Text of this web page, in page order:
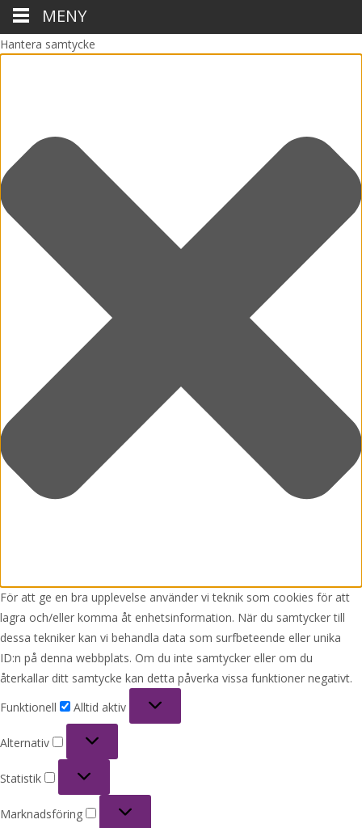
Hantera samtycke
För att ge en bra upplevelse använder vi teknik som cookies för att
lagra och/eller komma åt enhetsinformation. När du samtycker till
dessa tekniker kan vi behandla data som surfbeteende eller unika
ID:n på denna webbplats. Om du inte samtycker eller om du
återkallar ditt samtycke kan detta påverka vissa funktioner negativt.
Funktionell
Alltid aktiv
Alternativ
Statistik
Marknadsföring
MENY